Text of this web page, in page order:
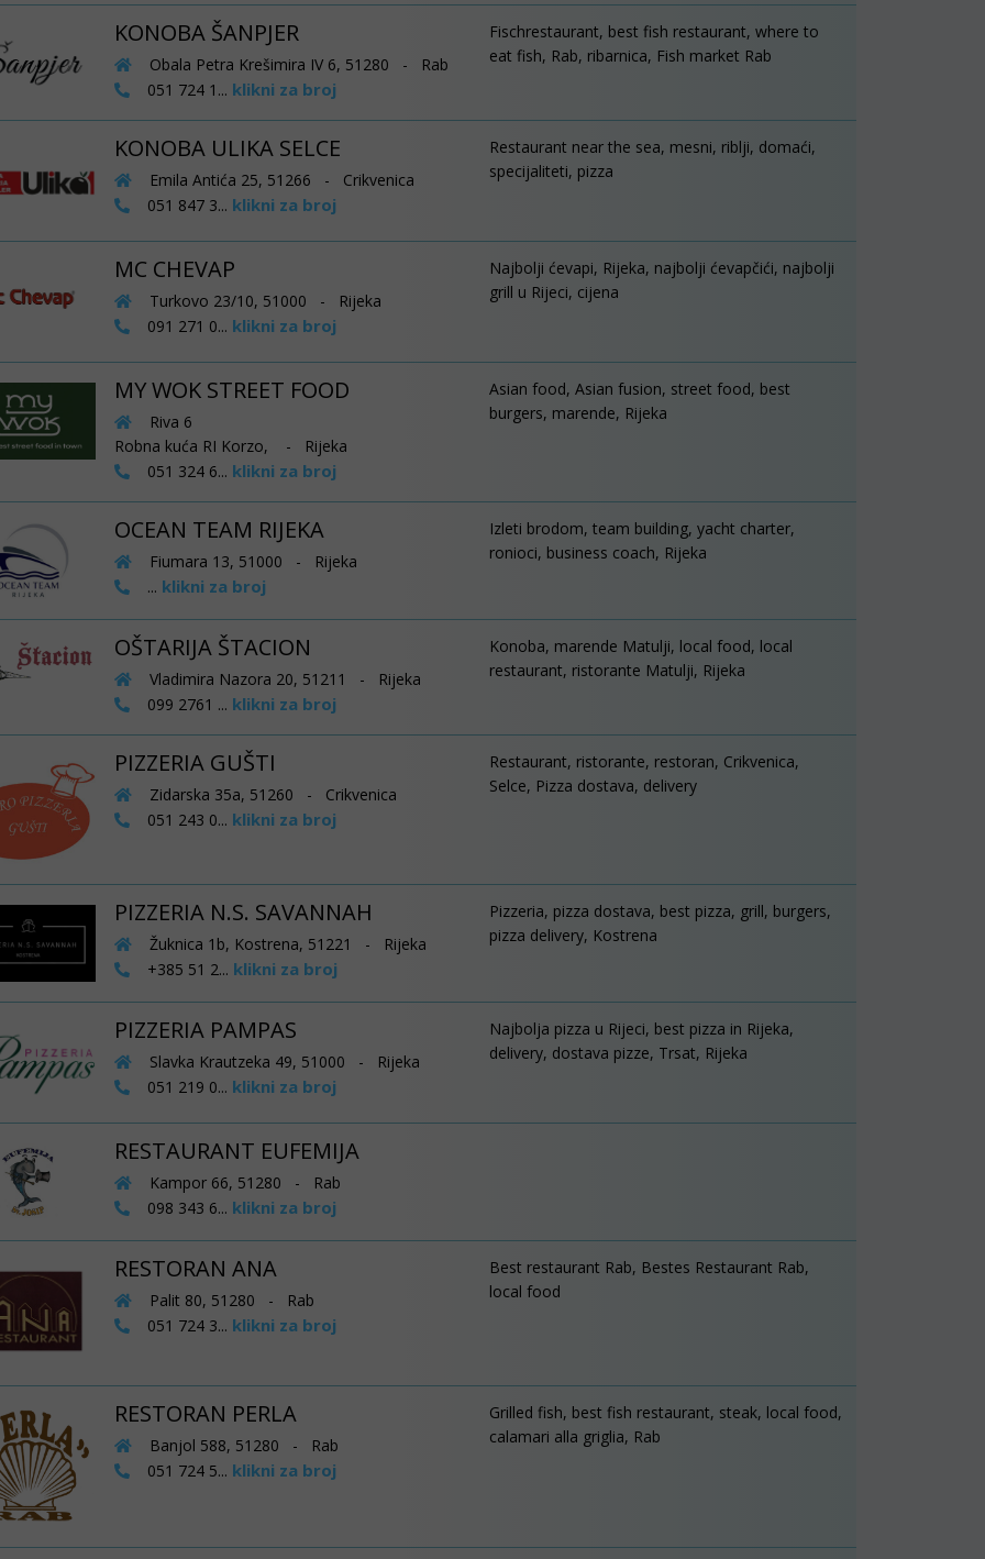
KONOBA ŠANPJER
Obala Petra Krešimira IV 6, 51280 - Rab
051 724 1... klikni za broj
Fischrestaurant, best fish restaurant, where to
eat fish, Rab, ribarnica, Fish market Rab
KONOBA ULIKA SELCE
Emila Antića 25, 51266 - Crikvenica
051 847 3... klikni za broj
Restaurant near the sea, mesni, riblji, domaći,
specijaliteti, pizza
MC CHEVAP
Turkovo 23/10, 51000 - Rijeka
091 271 0... klikni za broj
Najbolji ćevapi, Rijeka, najbolji ćevapčići, najbolji
grill u Rijeci, cijena
MY WOK STREET FOOD
Riva 6
Robna kuća RI Korzo, - Rijeka
051 324 6... klikni za broj
Asian food, Asian fusion, street food, best
burgers, marende, Rijeka
OCEAN TEAM RIJEKA
Fiumara 13, 51000 - Rijeka
... klikni za broj
Izleti brodom, team building, yacht charter,
ronioci, business coach, Rijeka
OŠTARIJA ŠTACION
Vladimira Nazora 20, 51211 - Rijeka
099 2761 ... klikni za broj
Konoba, marende Matulji, local food, local
restaurant, ristorante Matulji, Rijeka
PIZZERIA GUŠTI
Zidarska 35a, 51260 - Crikvenica
051 243 0... klikni za broj
Restaurant, ristorante, restoran, Crikvenica,
Selce, Pizza dostava, delivery
PIZZERIA N.S. SAVANNAH
Žuknica 1b, Kostrena, 51221 - Rijeka
+385 51 2... klikni za broj
Pizzeria, pizza dostava, best pizza, grill, burgers,
pizza delivery, Kostrena
PIZZERIA PAMPAS
Slavka Krautzeka 49, 51000 - Rijeka
051 219 0... klikni za broj
Najbolja pizza u Rijeci, best pizza in Rijeka,
delivery, dostava pizze, Trsat, Rijeka
RESTAURANT EUFEMIJA
Kampor 66, 51280 - Rab
098 343 6... klikni za broj
RESTORAN ANA
Palit 80, 51280 - Rab
051 724 3... klikni za broj
Best restaurant Rab, Bestes Restaurant Rab,
local food
RESTORAN PERLA
Banjol 588, 51280 - Rab
051 724 5... klikni za broj
Grilled fish, best fish restaurant, steak, local food,
calamari alla griglia, Rab